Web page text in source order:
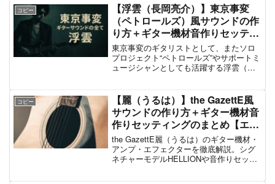
コピー
【浮雲（長岡亮介）】東京事変
（ペトロールズ）風サウンドの作
り方＋ギター機材音作りセッティ
ングのまとめ【エフェクター・ア
ンプ】
東京事変のギタリストとして、またソロ
プロジェクト“ペトロールズ”やサポートミ
ュージシャンとしても活躍する浮雲（長
ーンに圧倒的な個性を残しています。 彼
のギタープレイは、「ミュート気味のフ
レーズ」「ジャズ的コードワーク」「不
意に差し込まれるワウトーン」など、常
にリスナーの“耳を裏切る”スタイルです。
コピー
【麗（うるは）】the GazettE風
サウンドの作り方＋ギター機材音
作りセッティングのまとめ【エフ
ェクター・アンプ】
the GazettE麗（うるは）のギター機材・
アンプ・エフェクターを徹底解説。シグ
ネチャーモデルHELLIONや音作りセッテ